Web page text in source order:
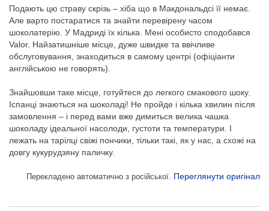
Подають цю страву скрізь – хіба що в Макдональдсі її немає.
Але варто постаратися та знайти перевірену часом
шоколатерію. У Мадриді їх кілька. Мені особисто сподобався
Valor. Найзатишніше місце, дуже швидке та ввічливе
обслуговування, знаходиться в самому центрі (офіціанти
англійською не говорять).
Знайшовши таке місце, готуйтеся до легкого смакового шоку.
Іспанці знаються на шоколаді! Не пройде і кілька хвилин після
замовлення – і перед вами вже димиться велика чашка
шоколаду ідеальної насолоди, густоти та температури. І
лежать на тарілці свіжі пончики, тільки такі, як у нас, а схожі на
довгу кукурудзяну паличку.
Перекладено автоматично з російської. Переглянути оригінал